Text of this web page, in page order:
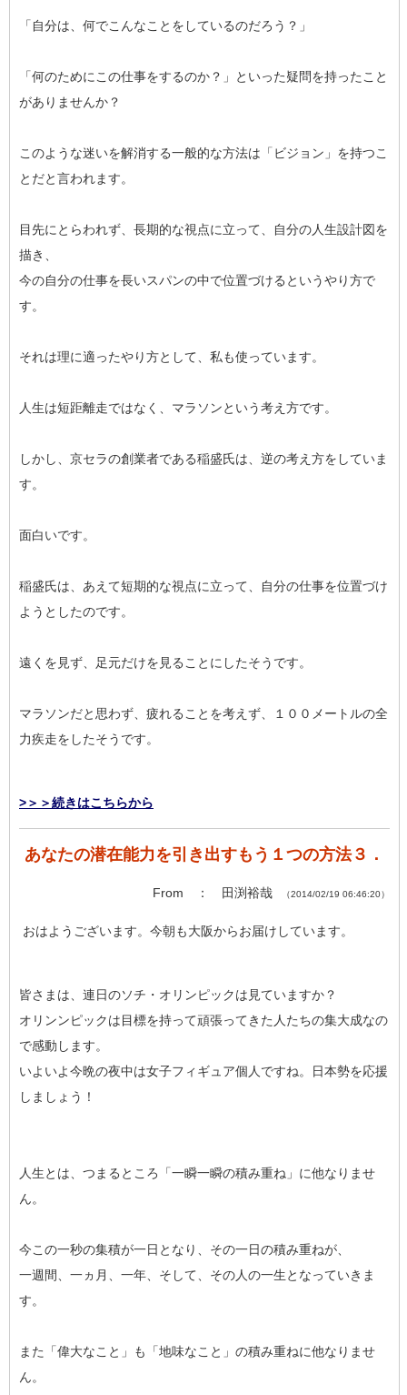
「自分は、何でこんなことをしているのだろう？」
「何のためにこの仕事をするのか？」といった疑問を持ったこと
がありませんか？
このような迷いを解消する一般的な方法は「ビジョン」を持つこ
とだと言われます。
目先にとらわれず、長期的な視点に立って、自分の人生設計図を
描き、
今の自分の仕事を長いスパンの中で位置づけるというやり方で
す。
それは理に適ったやり方として、私も使っています。
人生は短距離走ではなく、マラソンという考え方です。
しかし、京セラの創業者である稲盛氏は、逆の考え方をしていま
す。
面白いです。
稲盛氏は、あえて短期的な視点に立って、自分の仕事を位置づけ
ようとしたのです。
遠くを見ず、足元だけを見ることにしたそうです。
マラソンだと思わず、疲れることを考えず、１００メートルの全
力疾走をしたそうです。
>＞＞続きはこちらから
あなたの潜在能力を引き出すもう１つの方法３．
From ： 田渕裕哉 （2014/02/19 06:46:20）
おはようございます。今朝も大阪からお届けしています。
皆さまは、連日のソチ・オリンピックは見ていますか？
オリンンピックは目標を持って頑張ってきた人たちの集大成なの
で感動します。
いよいよ今晩の夜中は女子フィギュア個人ですね。日本勢を応援
しましょう！
人生とは、つまるところ「一瞬一瞬の積み重ね」に他なりませ
ん。
今この一秒の集積が一日となり、その一日の積み重ねが、
一週間、一ヵ月、一年、そして、その人の一生となっていきま
す。
また「偉大なこと」も「地味なこと」の積み重ねに他なりませ
ん。